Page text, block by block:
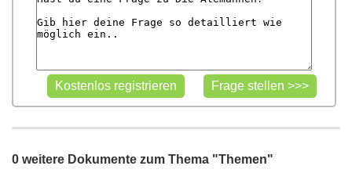
0 weitere Dokumente zum Thema "Themen"